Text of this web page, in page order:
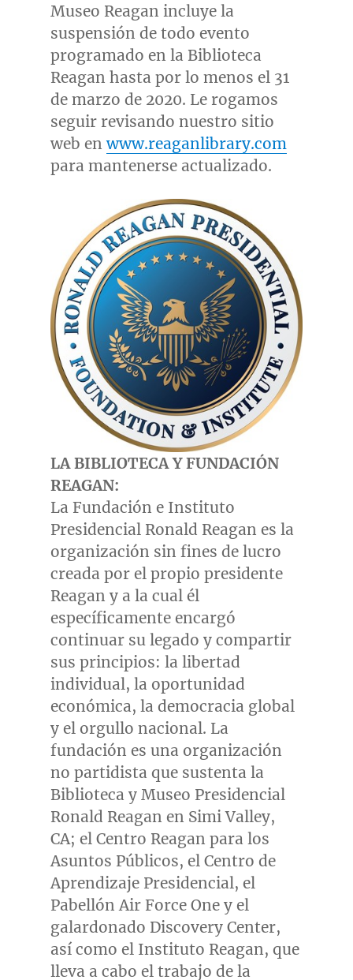
Museo Reagan incluye la
suspensión de todo evento
programado en la Biblioteca
Reagan hasta por lo menos el 31
de marzo de 2020. Le rogamos
seguir revisando nuestro sitio
web enwww.reaganlibrary.com
para mantenerse actualizado.
LA BIBLIOTECA Y FUNDACIÓN
REAGAN:
La Fundación e Instituto
Presidencial Ronald Reagan es la
organización sin fines de lucro
creada por el propio presidente
Reagan y a la cual él
específicamente encargó
continuar su legado y compartir
sus principios: la libertad
individual, la oportunidad
económica, la democracia global
y el orgullo nacional. La
fundación es una organización
no partidista que sustenta la
Biblioteca y Museo Presidencial
Ronald Reagan en Simi Valley,
CA; el Centro Reagan para los
Asuntos Públicos, el Centro de
Aprendizaje Presidencial, el
Pabellón Air Force One y el
galardonado Discovery Center,
así como el Instituto Reagan, que
lleva a cabo el trabajo de la